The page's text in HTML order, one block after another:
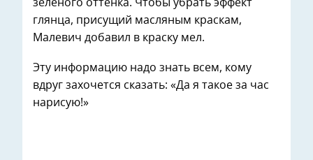
зеленого оттенка. Чтобы убрать эффект
глянца, присущий масляным краскам,
Малевич добавил в краску мел.
Эту информацию надо знать всем, кому
вдруг захочется сказать: «Да я такое за час
нарисую!»